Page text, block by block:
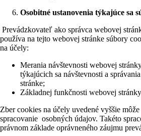
Osobitné ustanovenia týkajúce sa
Prevádzkovateľ ako správca webovej
používa na tejto webovej stránke súbory
na účely:
Merania návštevnosti webovej
týkajúcich sa návštevnosti a
stránke;
Základnej funkčnosti webovej
Zber cookies na účely uvedené vyššie
spracovanie osobných údajov. Takéto
právnom základe oprávneného záujmu